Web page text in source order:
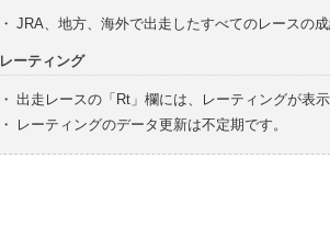
・ JRA、地方、海外で出走したすべてのレースの
レーティング
・ 出走レースの「Rt」欄には、レーティングが表
・
レーティングのデータ更新は不定期です。